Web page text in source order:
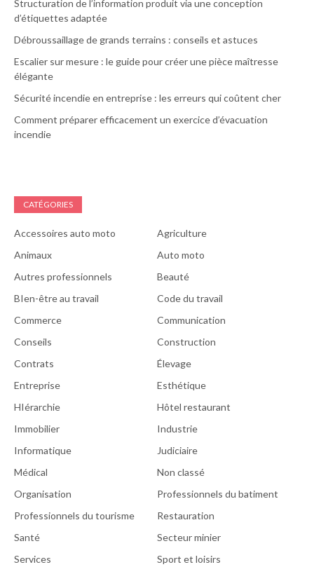
Structuration de l’information produit via une conception
d’étiquettes adaptée
Débroussaillage de grands terrains : conseils et astuces
Escalier sur mesure : le guide pour créer une pièce maîtresse
élégante
Sécurité incendie en entreprise : les erreurs qui coûtent cher
Comment préparer efficacement un exercice d’évacuation
incendie
CATÉGORIES
Accessoires auto moto
Agriculture
Animaux
Auto moto
Autres professionnels
Beauté
BIen-être au travail
Code du travail
Commerce
Communication
Conseils
Construction
Contrats
Élevage
Entreprise
Esthétique
HIérarchie
Hôtel restaurant
Immobilier
Industrie
Informatique
Judiciaire
Médical
Non classé
Organisation
Professionnels du batiment
Professionnels du tourisme
Restauration
Santé
Secteur minier
Services
Sport et loisirs